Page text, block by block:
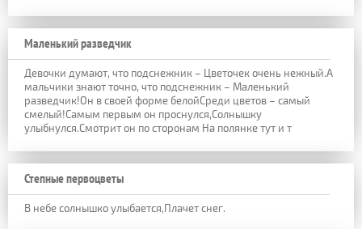
Маленький разведчик
Девочки думают, что подснежник – Цветочек очень нежный.А
мальчики знают точно, что подснежник – Маленький
разведчик!Он в своей форме белойСреди цветов – самый
смелый!Самым первым он проснулся,Солнышку
улыбнулся.Смотрит он по сторонам На полянке тут и т
Степные первоцветы
В небе солнышко улыбается,Плачет снег.